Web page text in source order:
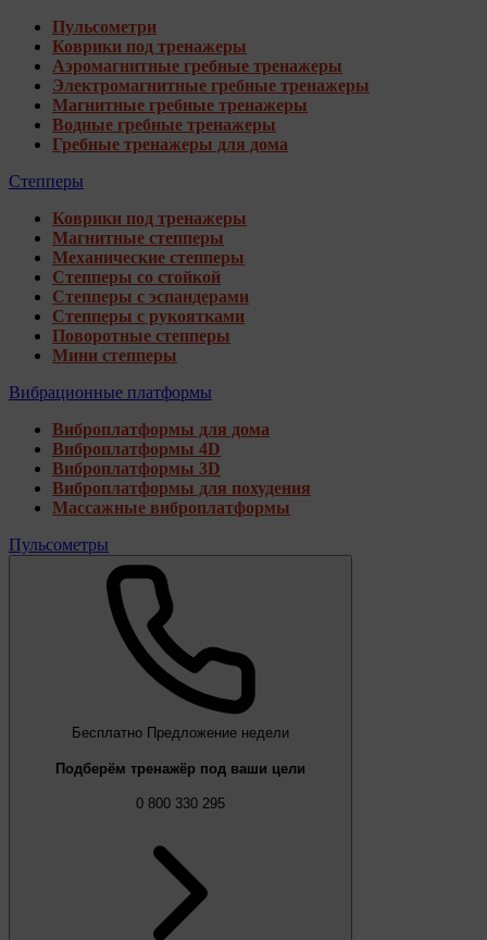
Пульсометри
Коврики под тренажеры
Аэромагнитные гребные тренажеры
Электромагнитные гребные тренажеры
Магнитные гребные тренажеры
Водные гребные тренажеры
Гребные тренажеры для дома
Степперы
Коврики под тренажеры
Магнитные степперы
Механические степперы
Степперы со стойкой
Степперы с эспандерами
Степперы с рукоятками
Поворотные степперы
Мини степперы
Вибрационные платформы
Виброплатформы для дома
Виброплатформы 4D
Виброплатформы 3D
Виброплатформы для похудения
Массажные виброплатформы
Пульсометры
Бесплатно Предложение недели
Подберём тренажёр под ваши цели
0 800 330 295